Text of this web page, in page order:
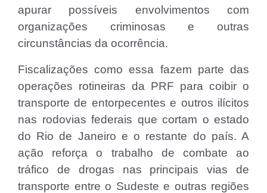
apurar possíveis envolvimentos com
organizações criminosas e outras
circunstâncias da ocorrência.
Fiscalizações como essa fazem parte das
operações rotineiras da PRF para coibir o
transporte de entorpecentes e outros ilícitos
nas rodovias federais que cortam o estado
do Rio de Janeiro e o restante do país. A
ação reforça o trabalho de combate ao
tráfico de drogas nas principais vias de
transporte entre o Sudeste e outras regiões